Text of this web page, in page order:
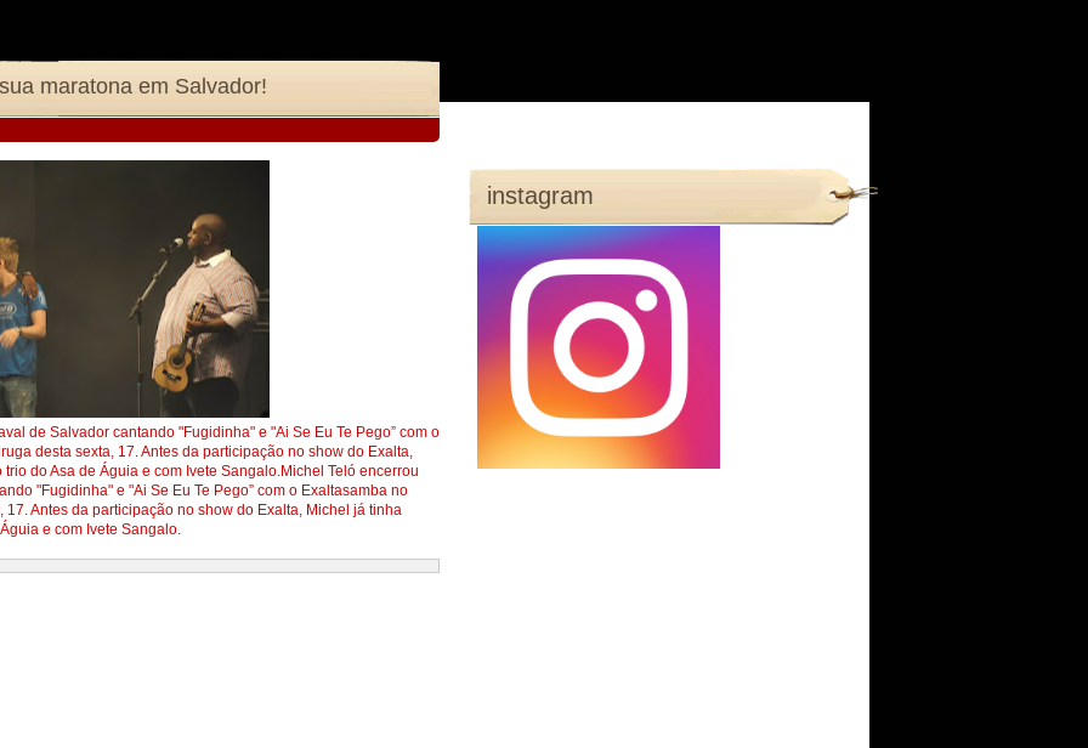
maratona em Salvador!
de Salvador cantando "Fugidinha" e "Ai Se Eu Te Pego” com o
desta sexta, 17. Antes da participação no show do Exalta,
do Asa de Águia e com Ivete Sangalo.Michel Teló encerrou
"Fugidinha" e "Ai Se Eu Te Pego” com o Exaltasamba no
Antes da participação no show do Exalta, Michel já tinha
e com Ivete Sangalo.
instagram